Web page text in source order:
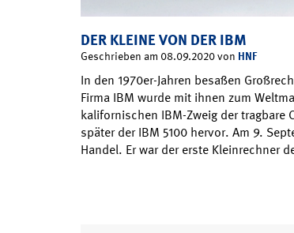
DER KLEINE VON DER IBM
Geschrieben am 08.09.2020 von HNF
In den 1970er-Jahren besaßen
Firma IBM wurde mit ihnen zum
kalifornischen IBM-Zweig der tragbare
später der IBM 5100 hervor. Am 9.
Handel. Er war der erste Kleinrechner